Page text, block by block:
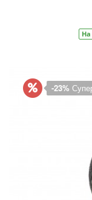
На
-23%